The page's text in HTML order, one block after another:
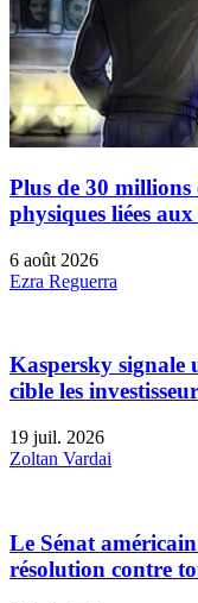
Plus de 30 millions
physiques liées
6 août 2026
Ezra Reguerra
Kaspersky
cible les
19 juil. 2026
Zoltan Vardai
Le Sénat
résolution contre